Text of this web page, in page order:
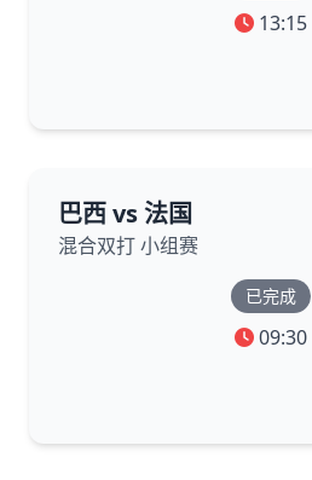
13:15
巴西 vs 法国
混合双打 小组赛
已完成
09:30